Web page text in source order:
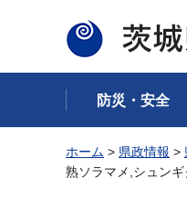
茨城県
防災・安全
ホーム > 県政情報 >
熟ソラマメ,シュン